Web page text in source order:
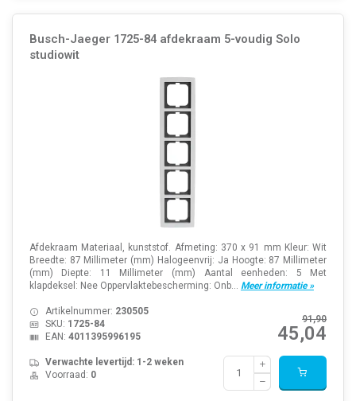
Busch-Jaeger 1725-84 afdekraam 5-voudig Solo
studiowit
Afdekraam Materiaal, kunststof. Afmeting: 370 x 91 mm Kleur: Wit
Breedte: 87 Millimeter (mm) Halogeenvrij: Ja Hoogte: 87 Millimeter
(mm) Diepte: 11 Millimeter (mm) Aantal eenheden: 5 Met
klapdeksel: Nee Oppervlaktebescherming: Onb... Meer informatie »
91,90
45,04
Artikelnummer: 230505
SKU: 1725-84
EAN: 4011395996195
Verwachte levertijd: 1-2 weken
Voorraad: 0